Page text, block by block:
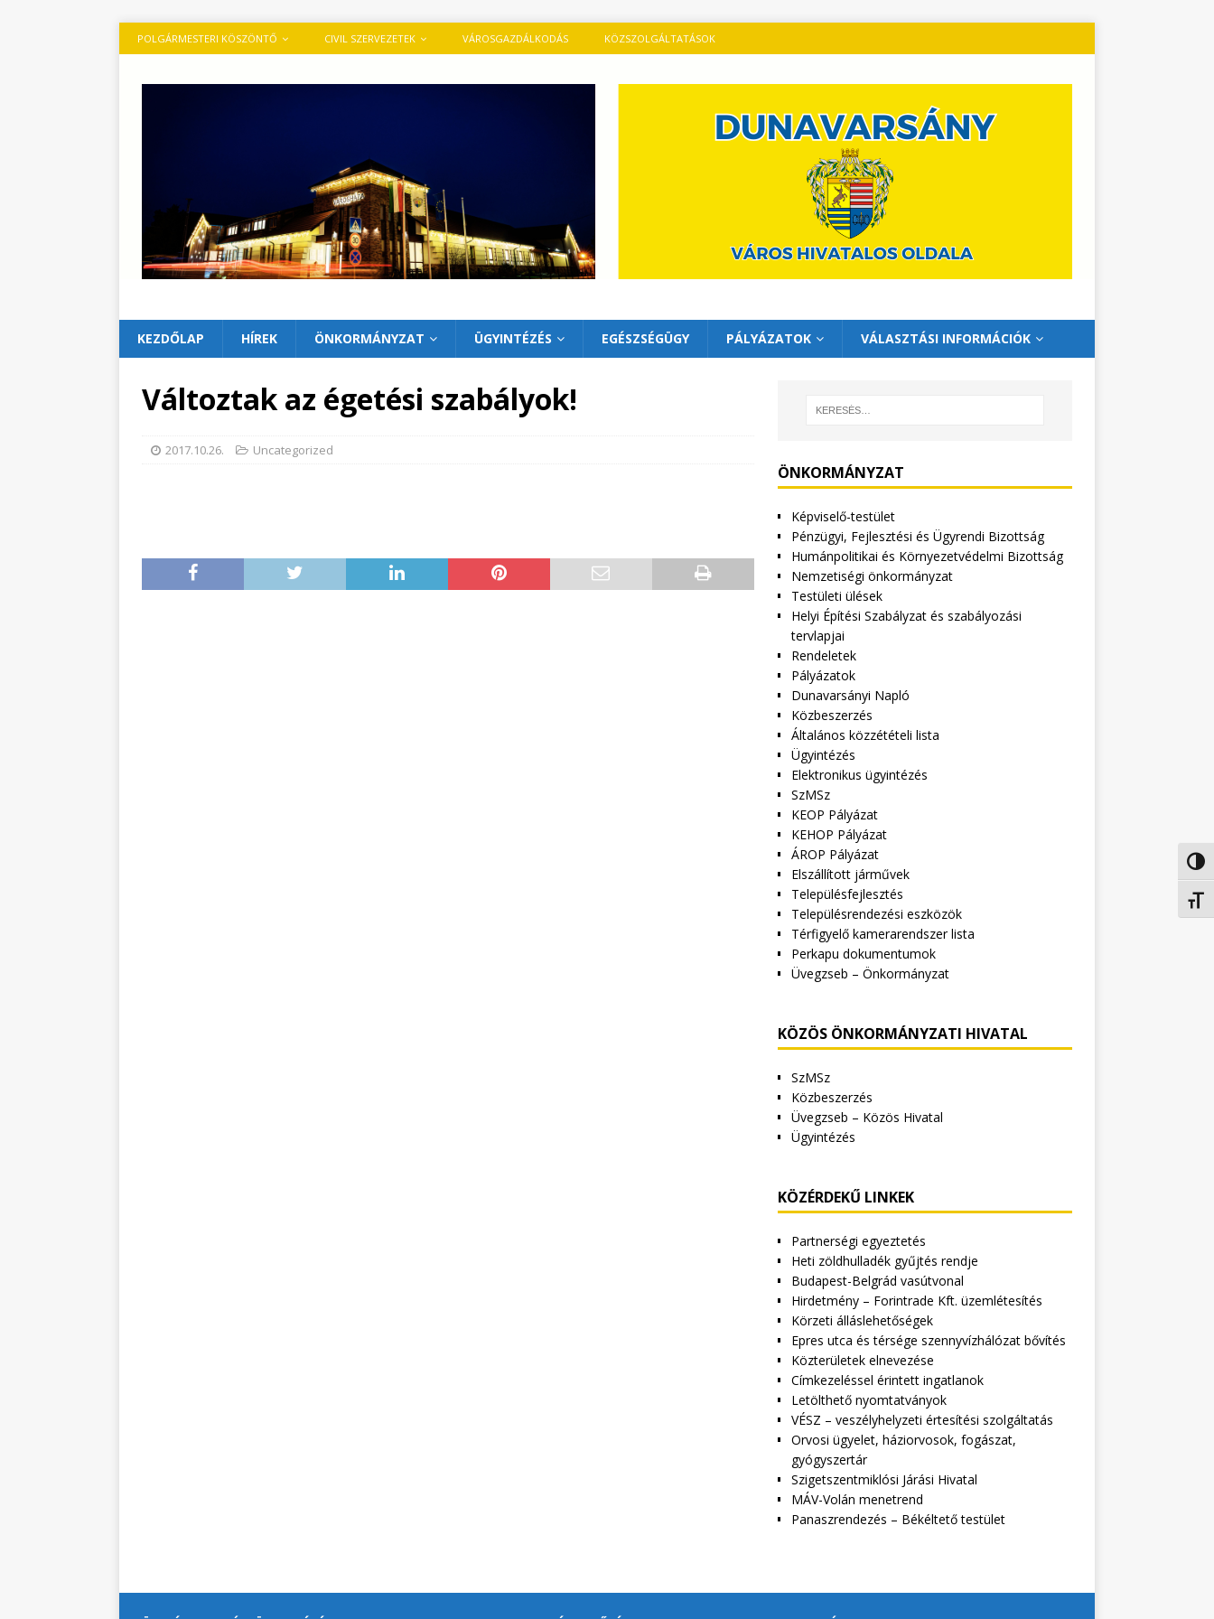
POLGÁRMESTERI KÖSZÖNTŐ CIVIL SZERVEZETEK VÁROSGAZDÁLKODÁS KÖZSZOLGÁLTATÁSOK
KEZDŐLAP HÍREK ÖNKORMÁNYZAT ÜGYINTÉZÉS EGÉSZSÉGÜGY PÁLYÁZATOK VÁLASZTÁSI INFORMÁCIÓK
Változtak az égetési szabályok!
2017.10.26. Uncategorized
ÖNKORMÁNYZAT
Képviselő-testület
Pénzügyi, Fejlesztési és Ügyrendi Bizottság
Humánpolitikai és Környezetvédelmi Bizottság
Nemzetiségi önkormányzat
Testületi ülések
Helyi Építési Szabályzat és szabályozási
tervlapjai
Rendeletek
Pályázatok
Dunavarsányi Napló
Közbeszerzés
Általános közzétételi lista
Ügyintézés
Elektronikus ügyintézés
SzMSz
KEOP Pályázat
KEHOP Pályázat
ÁROP Pályázat
Elszállított járművek
Településfejlesztés
Településrendezési eszközök
Térfigyelő kamerarendszer lista
Perkapu dokumentumok
Üvegzseb – Önkormányzat
KÖZÖS ÖNKORMÁNYZATI HIVATAL
SzMSz
Közbeszerzés
Üvegzseb – Közös Hivatal
Ügyintézés
KÖZÉRDEKŰ LINKEK
Partnerségi egyeztetés
Heti zöldhulladék gyűjtés rendje
Budapest-Belgrád vasútvonal
Hirdetmény – Forintrade Kft. üzemlétesítés
Körzeti álláslehetőségek
Epres utca és térsége szennyvízhálózat bővítés
Közterületek elnevezése
Címkezeléssel érintett ingatlanok
Letölthető nyomtatványok
VÉSZ – veszélyhelyzeti értesítési szolgáltatás
Orvosi ügyelet, háziorvosok, fogászat,
gyógyszertár
Szigetszentmiklósi Járási Hivatal
MÁV-Volán menetrend
Panaszrendezés – Békéltető testület